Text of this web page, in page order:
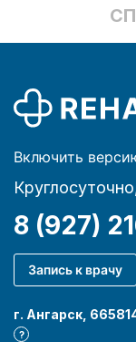
Включить
8 (927)
Запись к врачу
г. Ангарск,
?